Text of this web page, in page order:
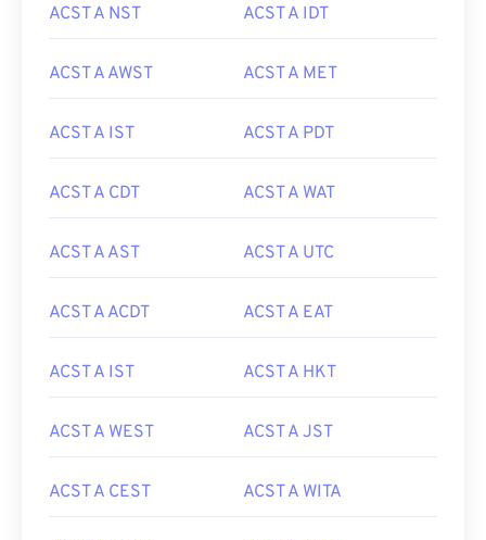
ACST A NST ACST A IDT
ACST A AWST ACST A MET
ACST A IST ACST A PDT
ACST A CDT ACST A WAT
ACST A AST ACST A UTC
ACST A ACDT ACST A EAT
ACST A IST ACST A HKT
ACST A WEST ACST A JST
ACST A CEST ACST A WITA